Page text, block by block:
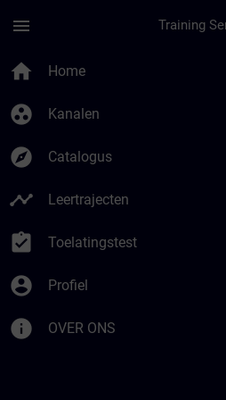
menu
home Home
group_work Kanalen
explore Catalogus
timeline Leertrajecten
assignment_turned_in Toelatingstest
account_circle Profiel
info OVER ONS